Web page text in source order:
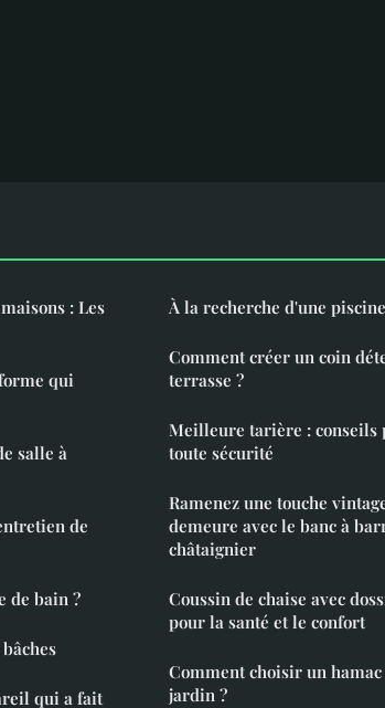
: Les
qui
salle à
de
de bain ?
À la recherche d'une
Comment créer un coin
terrasse ?
Meilleure tarière :
toute sécurité
Ramenez une touche
demeure avec le banc à
châtaignier
Coussin de chaise avec
pour la santé et le confort
Comment choisir un
jardin ?